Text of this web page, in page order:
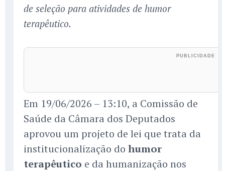
de seleção para atividades de humor
terapêutico.
Em 19/06/2026 – 13:10, a Comissão de
Saúde da Câmara dos Deputados
aprovou um projeto de lei que trata da
institucionalização do humor
terapêutico e da humanização nos